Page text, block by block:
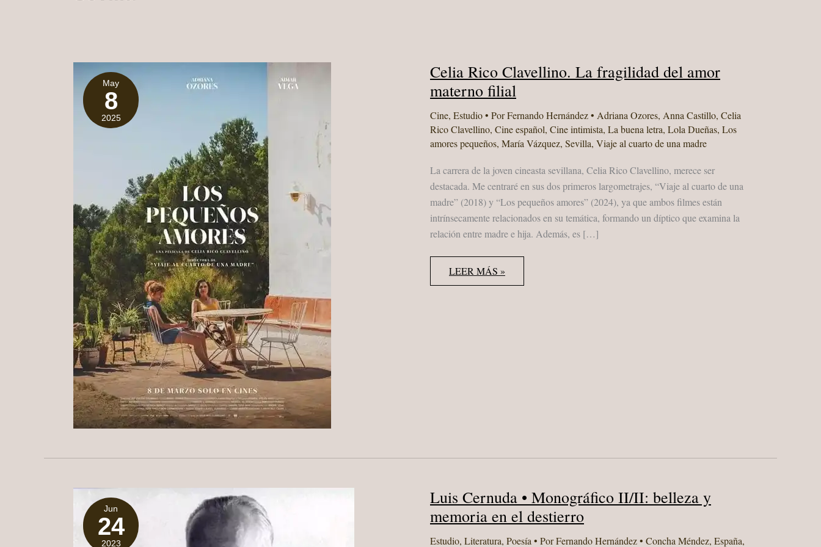
May
8
2025
Celia Rico Clavellino. La fragilidad del amor
materno filial
Cine, Estudio• PorFernando Hernández• Adriana Ozores, Anna Castillo, Celia
Rico Clavellino, Cine español, Cine intimista, La buena letra, Lola Dueñas, Los
amores pequeños, María Vázquez, Sevilla, Viaje al cuarto de una madre
La carrera de la joven cineasta sevillana, Celia Rico Clavellino, merece ser
destacada. Me centraré en sus dos primeros largometrajes, “Viaje al cuarto de una
madre” (2018) y “Los pequeños amores” (2024), ya que ambos filmes están
intrínsecamente relacionados en su temática, formando un díptico que examina la
relación entre madre e hija. Además, es […]
CELIA
RICO
CLAVELLINO.
LEER MÁS »
Jun
24
2023
Luis Cernuda • Monográfico II/II: belleza y
memoria en el destierro
Estudio, Literatura, Poesía• PorFernando Hernández• Concha Méndez, España,